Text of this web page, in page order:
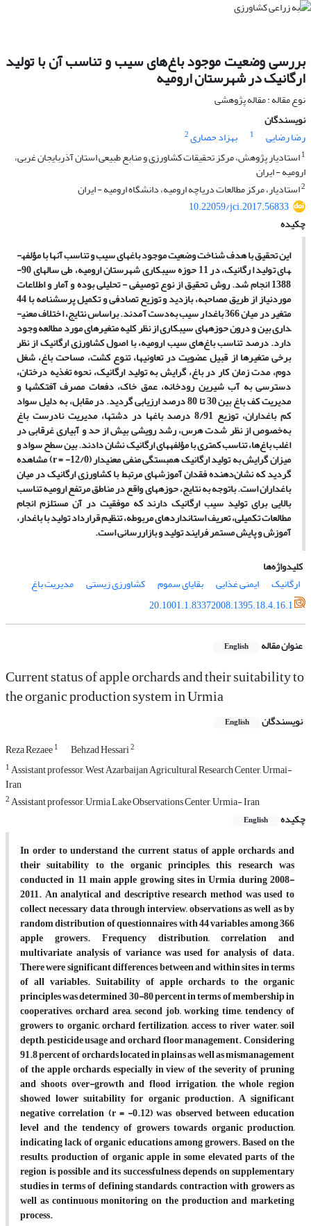
بررسی وضعیت موجود باغ‌های سیب و تناسب آن با تولید
ارگانیک در شهرستان ارومیه
نوع مقاله : مقاله پژوهشی
نویسندگان
رضا رضایی
1 بهزاد حصاری2
1استادیار پژوهش، مرکز تحقیقات کشاورزی و منابع طبیعی استان آذربایجان غربی،
ارومیه - ایران
2استادیار، مرکز مطالعات دریاچه ارومیه، دانشگاه ارومیه - ایران
10.22059/jci.2017.56833
چکیده
این تحقیق با هدف شناخت وضعیت موجود باغ­های سیب و تناسب آنها با مؤلفه­
های تولید ارگانیک، در 11 حوزه سیب­کاری شهرستان ارومیه، طی سال­های 90-
1388 انجام شد. روش تحقیق از نوع توصیفی - تحلیلی بوده و آمار و اطلاعات
موردنیاز از طریق مصاحبه، بازدید و توزیع تصادفی و تکمیل پرسشنامه با 44
متغیر در میان 366 باغدار سیب به‌دست آمدند. براساس نتایج، اختلاف معنی­
داری بین و درون حوزه­های سیب­کاری از نظر کلیه متغیر­های مورد مطالعه وجود
دارد. درصد تناسب باغ‌های سیب ارومیه، با اصول کشاورزی ارگانیک از نظر
برخی متغیر­ها از قبیل عضویت در تعاونی­ها، تنوع کشت، مساحت باغ، شغل
دوم، مدت زمان کار در باغ، گرایش به تولید ارگانیک، نحوه تغذیه درختان،
دسترسی به آب شیرین رودخانه، عمق خاک، دفعات مصرف آفت­کش­ها و
مدیریت کف باغ بین 30 تا 80 درصد ارزیابی گردید. در مقابل، به دلیل سواد
کم باغداران، توزیع 8/91 درصد باغ­ها در دشت­­ها، مدیریت نادرست باغ
به‌خصوص از نظر شدت هرس، رشد رویشی بیش از حد و آبیاری غرقابی در
اغلب باغ‌ها، تناسب کمتری با مؤلفه­های ارگانیک نشان دادند. بین سطح سواد و
میزان گرایش به تولید ارگانیک همبستگی منفی معنی­دار (12/0- = r) مشاهده
گردید که نشان‌دهنده فقدان آموزش­های مرتبط با کشاورزی ارگانیک در میان
باغداران است. باتوجه به نتایج، حوزه­های واقع در مناطق مرتفع ارومیه تناسب
بالایی برای تولید سیب ارگانیک دارند که موفقیت در آن مستلزم انجام
مطالعات تکمیلی، تعریف استاندارد­های مربوطه، تنظیم قرارداد تولید با باغدار،
آموزش و پایش مستمر فرایند تولید و بازاررسانی است.
کلیدواژه‌ها
ارگانیک
ایمنی غذایی بقایای سموم کشاورزی زیستی
مدیریت باغ
20.1001.1.83372008.1395.18.4.16.1
عنوان مقاله English
Current status of apple orchards and their suitability to
the organic production system in Urmia
نویسندگان English
Reza Rezaee1 Behzad Hessari2
1Assistant professor, West Azarbaijan Agricultural Research Center, Urmai-
Iran
2Assistant professor, Urmia Lake Observations Center, Urmia- Iran
چکیده
English
In order to understand the current status of apple orchards and
their suitability to the organic principles, this research was
conducted in 11 main apple growing sites in Urmia during 2008-
2011. An analytical and descriptive research method was used to
collect necessary data through interview, observations as well as by
random distribution of questionnaires with 44 variables among 366
apple growers. Frequency distribution, correlation and
multivariate analysis of variance was used for analysis of data.
There were significant differences between and within sites in terms
of all variables. Suitability of apple orchards to the organic
principles was determined 30-80 percent in terms of membership in
cooperatives, orchard area, second job, working time, tendency of
growers to organic, orchard fertilization, access to river water, soil
depth, pesticide usage and orchard floor management. Considering
91.8 percent of orchards located in plains as well as mismanagement
of the apple orchards, especially in view of the severity of pruning
and shoots over-growth and flood irrigation, the whole region
showed lower suitability for organic production. A significant
negative correlation (r = -0.12) was observed between education
level and the tendency of growers towards organic production,
indicating lack of organic educations among growers. Based on the
results, production of organic apple in some elevated parts of the
region is possible and its successfulness depends on supplementary
studies in terms of defining standards, contraction with growers as
well as continuous monitoring on the production and marketing
process.